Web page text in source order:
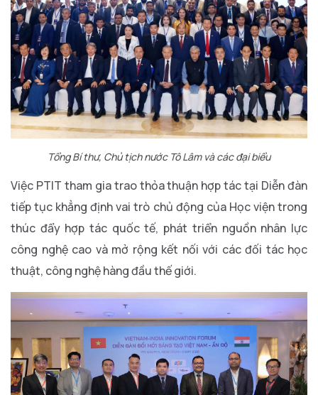
Tổng Bí thư, Chủ tịch nước Tô Lâm và các đại biểu
Việc PTIT tham gia trao thỏa thuận hợp tác tại Diễn đàn
tiếp tục khẳng định vai trò chủ động của Học viện trong
thúc đẩy hợp tác quốc tế, phát triển nguồn nhân lực
công nghệ cao và mở rộng kết nối với các đối tác học
thuật, công nghệ hàng đầu thế giới.